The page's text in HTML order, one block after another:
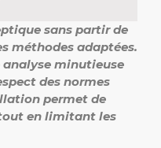
sans partir de
méthodes adaptées.
analyse minutieuse
des normes
permet de
en limitant les